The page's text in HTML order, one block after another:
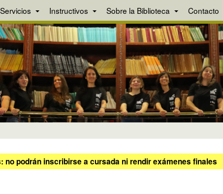
Servicios Instructivos Sobre la Biblioteca Contacto
podrán inscribirse a cursada ni rendir exámenes finales